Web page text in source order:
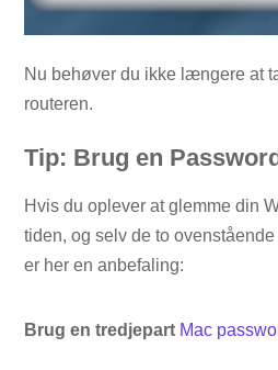
Nu behøver du ikke længere at
routeren.
Tip: Brug en
Hvis du oplever at glemme din
tiden, og selv de to
er her en anbefaling:
Brug en tredjepart Mac